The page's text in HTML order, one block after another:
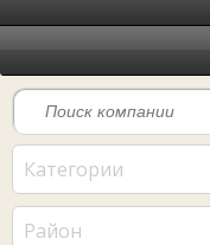
Категории
Район